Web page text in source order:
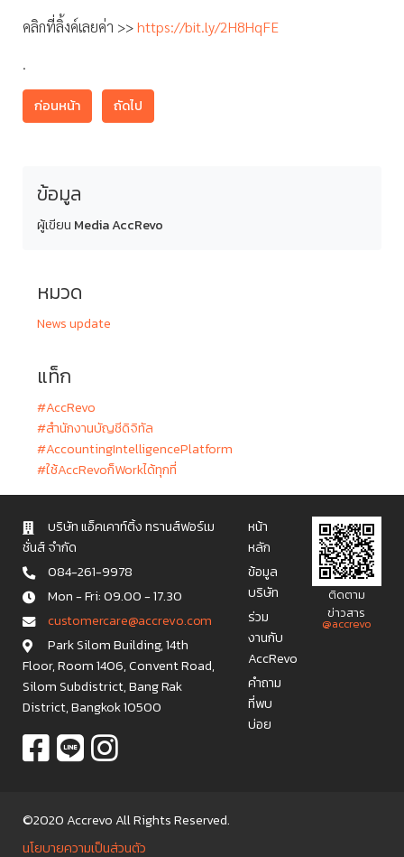
คลิกที่ลิ้งค์เลยค่า >>https://bit.ly/2H8HqFE
.
ก่อนหน้า ถัดไป
ข้อมูล
ผู้เขียน Media AccRevo
หมวด
News update
แท็ก
#AccRevo
#สำนักงานบัญชีดิจิทัล
#AccountingIntelligencePlatform
#ใช้AccRevoก็Workได้ทุกที่
บริษัท แอ็คเคาท์ติ้ง ทรานส์ฟอร์เม
ชั่นส์ จำกัด
084-261-9978
Mon - Fri: 09.00 - 17.30
c u s t o m e r c a r e @ a c c r e v o . c o m
Park Silom Building, 14th
Floor, Room 1406, Convent Road,
Silom Subdistrict, Bang Rak
District, Bangkok 10500
หน้า
หลัก
ข้อมูล
บริษัท
ร่วม
งานกับ
AccRevo
คำถาม
ที่พบ
บ่อย
ติดตาม
ข่าวสาร
@accrevo
©2020 Accrevo All Rights Reserved.
นโยบายความเป็นส่วนตัว